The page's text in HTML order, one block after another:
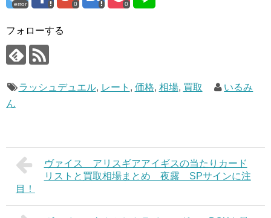
error 0 0
フォローする
ラッシュデュエル, レート , 価格, 相場, 買取
いるみ
ん
ヴァイス アリスギアアイギスの当たりカード
リストと買取相場まとめ 夜露 SPサインに注
目！